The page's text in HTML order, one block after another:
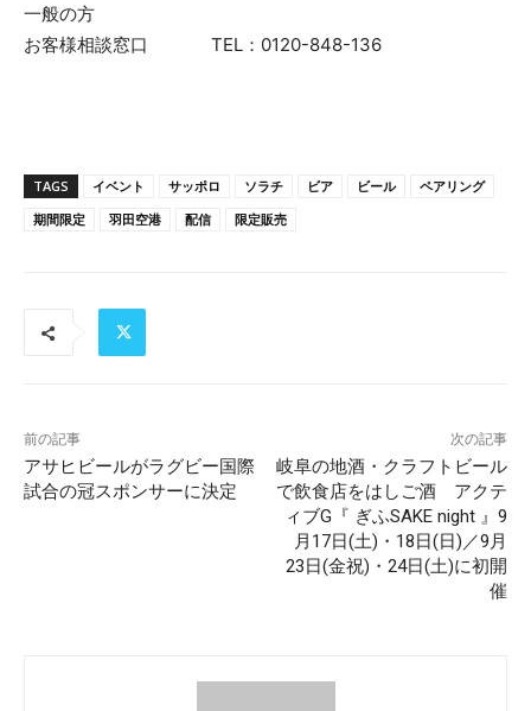
一般の方
お客様相談窓口 TEL：0120-848-136
TAGS イベント サッポロ ソラチ ビア ビール
ペアリング
期間限定
羽田空港 配信 限定販売
前の記事
アサヒビールがラグビー国際
試合の冠スポンサーに決定
次の記事
岐阜の地酒・クラフトビール
で飲食店をはしご酒 アクテ
ィブG『 ぎふSAKE night 』9
月17日(土)・18日(日)／9月
23日(金祝)・24日(土)に初開
催